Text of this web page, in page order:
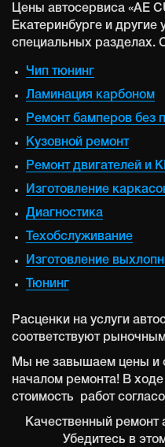
Цены автосервиса «AE
Екатеринбурге и другие
специальных разделах.
Чип тюнинг
Ламинация карбоном
Ремонт бамперов без
Кузовной ремонт
Ремонт двигателей и
Изготовление
Диагностика
Техобслуживание
Изготовление
Тюнинг
Расценки на услуги
соответствуют
Мы не завышаем цены и
началом ремонта! В
стоимость работ
Качественный ремонт
Убедитесь в